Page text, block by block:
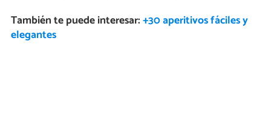
También te puede interesar:+30 aperitivos fáciles y
elegantes